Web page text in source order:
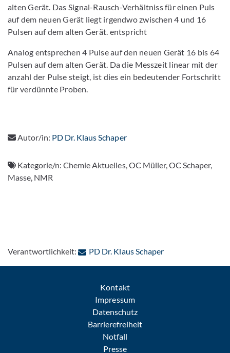
alten Gerät. Das Signal-Rausch-Verhältniss für einen Puls
auf dem neuen Gerät liegt irgendwo zwischen 4 und 16
Pulsen auf dem alten Gerät. entspricht
Analog entsprechen 4 Pulse auf den neuen Gerät 16 bis 64
Pulsen auf dem alten Gerät. Da die Messzeit linear mit der
anzahl der Pulse steigt, ist dies ein bedeutender Fortschritt
für verdünnte Proben.
Autor/in: PD Dr. Klaus Schaper
Kategorie/n:Chemie Aktuelles, OC Müller, OC Schaper,
Masse, NMR
Verantwortlichkeit: PD Dr. Klaus Schaper: Per E-Mail
Kontakt
Impressum
Datenschutz
Barrierefreiheit
Notfall
Presse